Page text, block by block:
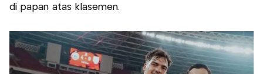
di papan atas klasemen.